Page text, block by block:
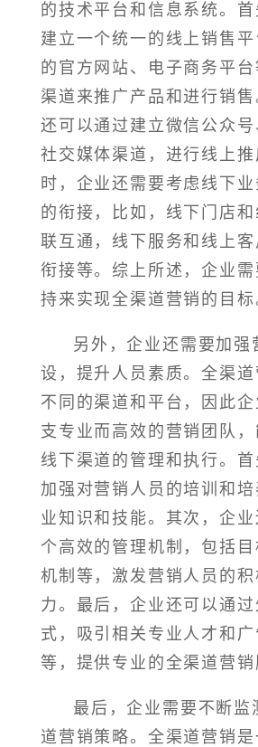
的技术平台和信息系统。
建立一个统一的线上销售
的官方网站、电子商务平
渠道来推广产品和进行销
还可以通过建立微信公众
社交媒体渠道，进行线上推
时，企业还需要考虑线下
的衔接，比如，线下门店
联互通，线下服务和线上
衔接等。综上所述，企业
持来实现全渠道营销的目标
另外，企业还需要加强
设，提升人员素质。全渠
不同的渠道和平台，因此
支专业而高效的营销团队
线下渠道的管理和执行。
加强对营销人员的培训和
业知识和技能。其次，企
个高效的管理机制，包括
机制等，激发营销人员的
力。最后，企业还可以通
式，吸引相关专业人才和广
等，提供专业的全渠道营销
最后，企业需要不断监
道营销策略。全渠道营销